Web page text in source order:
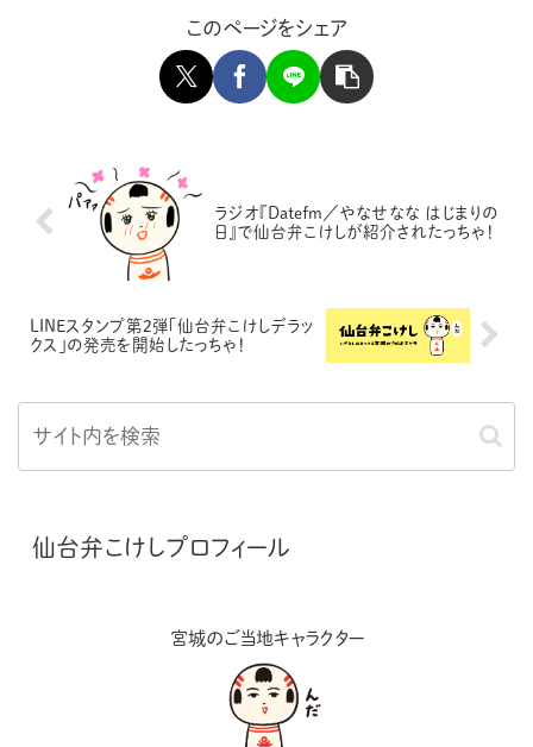
このページをシェア
ラジオ『Datefm／やなせなな はじまりの
日』で仙台弁こけしが紹介されたっちゃ！
LINEスタンプ第２弾「仙台弁こけしデラッ
クス」の発売を開始したっちゃ！
仙台弁こけしプロフィール
宮城のご当地キャラクター